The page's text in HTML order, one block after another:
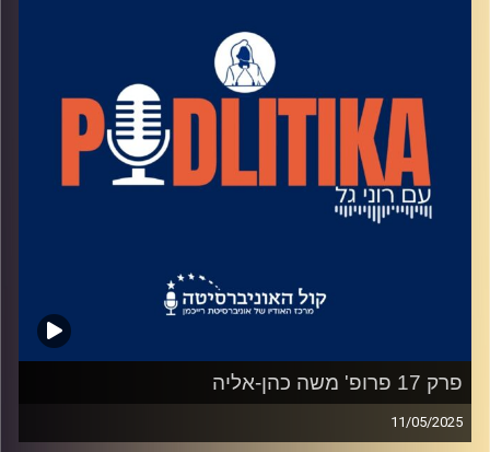
פרק 17 פרופ' משה כהן-אליה
11/05/2025